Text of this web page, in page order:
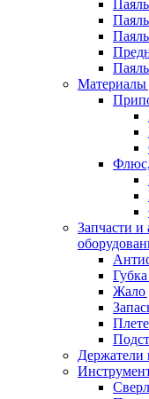
Материалы
Запчасти и
Жало
Держатели